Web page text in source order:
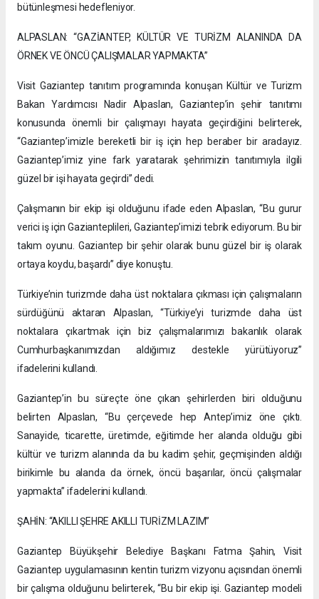
bütünleşmesi hedefleniyor.
ALPASLAN: “GAZİANTEP, KÜLTÜR VE TURİZM ALANINDA DA
ÖRNEK VE ÖNCÜ ÇALIŞMALAR YAPMAKTA”
Visit Gaziantep tanıtım programında konuşan Kültür ve Turizm
Bakan Yardımcısı Nadir Alpaslan, Gaziantep’in şehir tanıtımı
konusunda önemli bir çalışmayı hayata geçirdiğini belirterek,
“Gaziantep’imizle bereketli bir iş için hep beraber bir aradayız.
Gaziantep’imiz yine fark yaratarak şehrimizin tanıtımıyla ilgili
güzel bir işi hayata geçirdi” dedi.
Çalışmanın bir ekip işi olduğunu ifade eden Alpaslan, “Bu gurur
verici iş için Gazianteplileri, Gaziantep’imizi tebrik ediyorum. Bu bir
takım oyunu. Gaziantep bir şehir olarak bunu güzel bir iş olarak
ortaya koydu, başardı” diye konuştu.
Türkiye’nin turizmde daha üst noktalara çıkması için çalışmaların
sürdüğünü aktaran Alpaslan, “Türkiye’yi turizmde daha üst
noktalara çıkartmak için biz çalışmalarımızı bakanlık olarak
Cumhurbaşkanımızdan aldığımız destekle yürütüyoruz”
ifadelerini kullandı.
Gaziantep’in bu süreçte öne çıkan şehirlerden biri olduğunu
belirten Alpaslan, “Bu çerçevede hep Antep’imiz öne çıktı.
Sanayide, ticarette, üretimde, eğitimde her alanda olduğu gibi
kültür ve turizm alanında da bu kadim şehir, geçmişinden aldığı
birikimle bu alanda da örnek, öncü başarılar, öncü çalışmalar
yapmakta” ifadelerini kullandı.
ŞAHİN: “AKILLI ŞEHRE AKILLI TURİZM LAZIM”
Gaziantep Büyükşehir Belediye Başkanı Fatma Şahin, Visit
Gaziantep uygulamasının kentin turizm vizyonu açısından önemli
bir çalışma olduğunu belirterek, “Bu bir ekip işi. Gaziantep modeli